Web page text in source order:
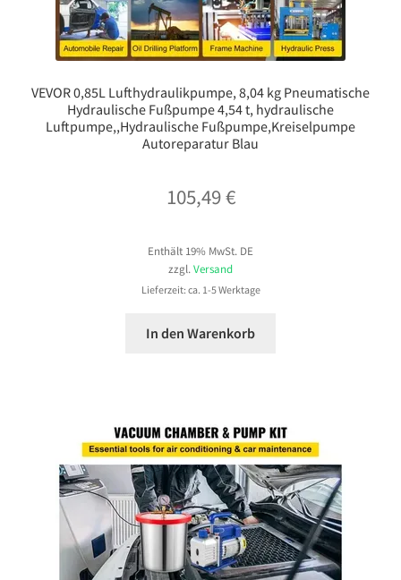
VEVOR 0,85L Lufthydraulikpumpe, 8,04 kg Pneumatische
Hydraulische Fußpumpe 4,54 t, hydraulische
Luftpumpe,,Hydraulische Fußpumpe,Kreiselpumpe
Autoreparatur Blau
105,49€
Enthält 19% MwSt. DE
zzgl. Versand
Lieferzeit: ca. 1-5 Werktage
In den Warenkorb